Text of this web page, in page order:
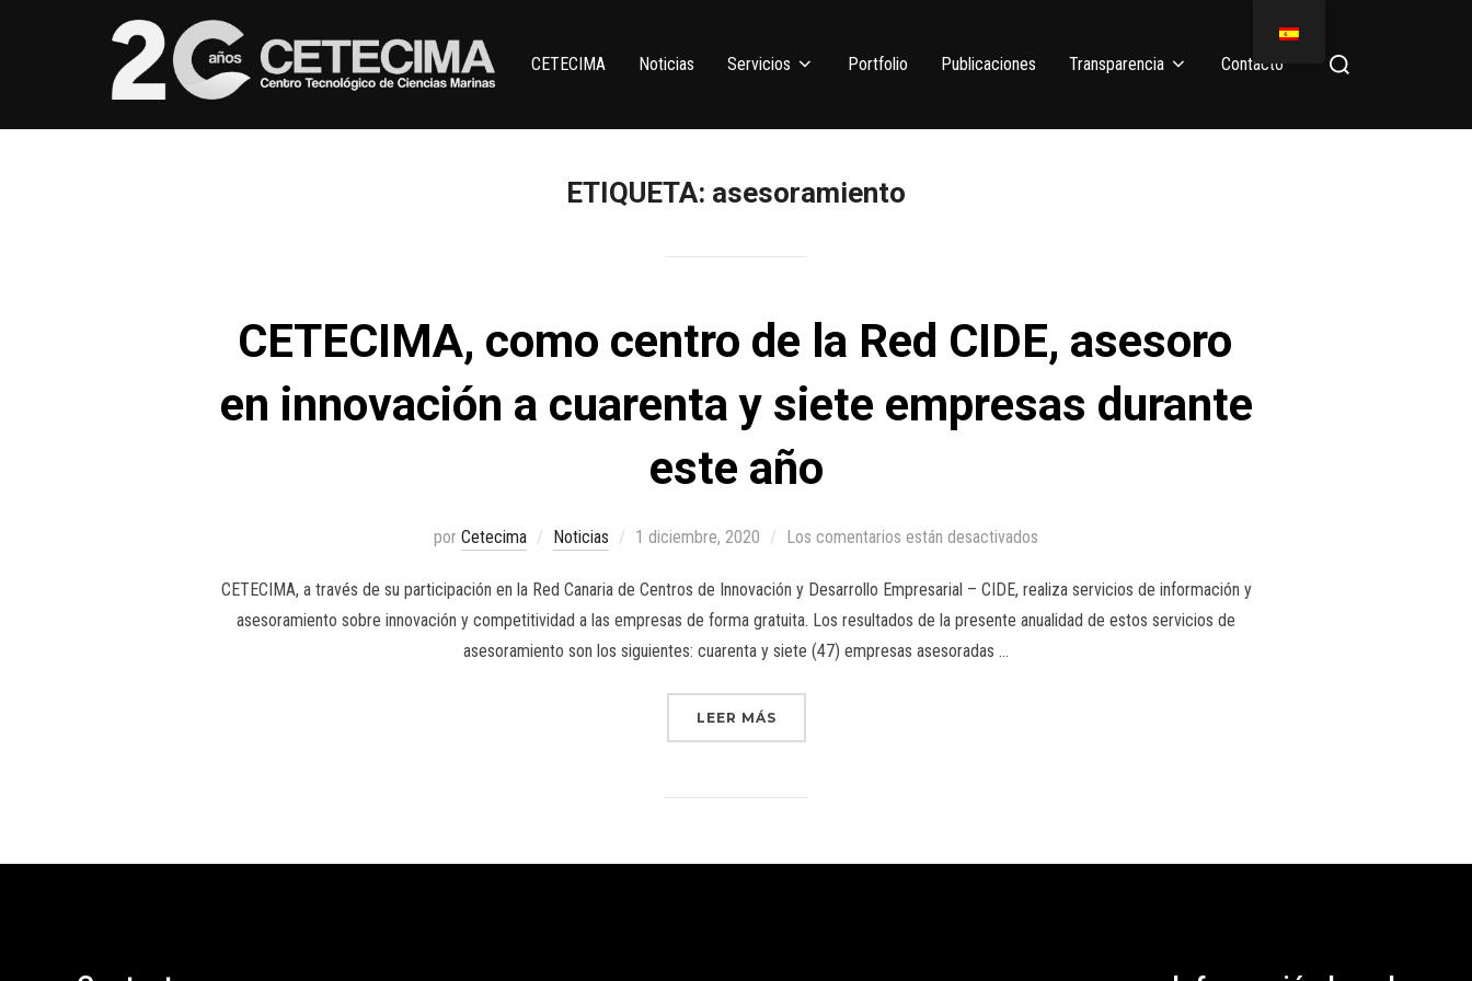
CETECIMA Noticias Servicios Portfolio Publicaciones Transparencia Contacto
ETIQUETA: asesoramiento
CETECIMA, como centro de la Red CIDE, asesoro
en innovación a cuarenta y siete empresas durante
este año
por Cetecima Noticias 1 diciembre, 2020 Los comentarios están desactivados
CETECIMA, a través de su participación en la Red Canaria de Centros de Innovación y Desarrollo Empresarial – CIDE, realiza servicios de información y
asesoramiento sobre innovación y competitividad a las empresas de forma gratuita. Los resultados de la presente anualidad de estos servicios de
asesoramiento son los siguientes: cuarenta y siete (47) empresas asesoradas …
LEER MÁS